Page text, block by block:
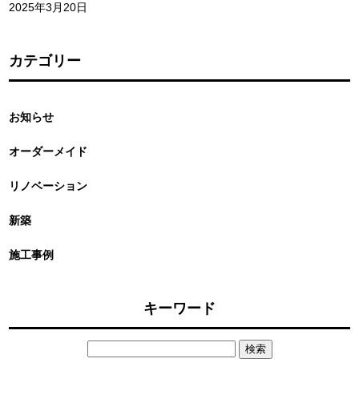
2025年3月20日
カテゴリー
お知らせ
オーダーメイド
リノベーション
新築
施工事例
キーワード